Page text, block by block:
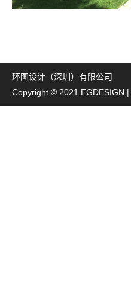
环图设计（深圳）有限公司
Copyright © 2021 EGDESIGN |